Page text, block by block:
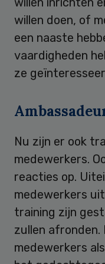
willen doen, of
een naaste
vaardigheden
ze
Nu zijn er ook
medewerkers.
reacties op.
medewerkers
training zijn
zullen afronden.
medewerkers